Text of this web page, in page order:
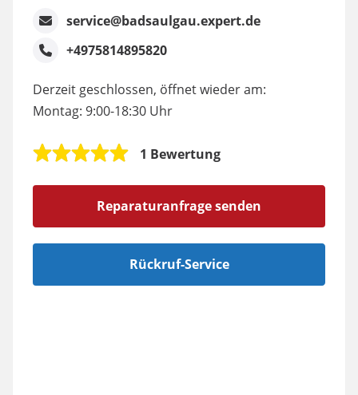
service@badsaulgau.expert.de
+4975814895820
Derzeit geschlossen, öffnet wieder am:
Montag: 9:00-18:30 Uhr
1 Bewertung
Reparaturanfrage senden
Rückruf-Service